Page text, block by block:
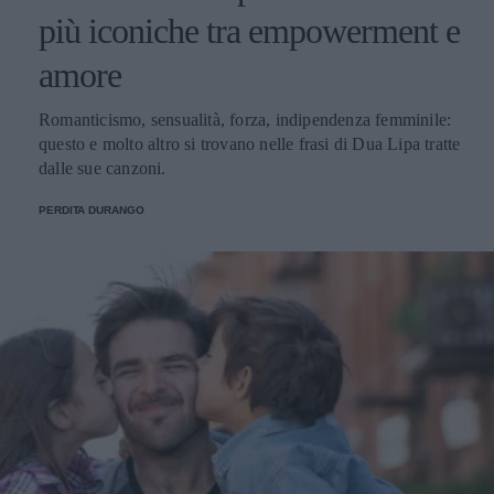
più iconiche tra empowerment e
amore
Romanticismo, sensualità, forza, indipendenza femminile:
questo e molto altro si trovano nelle frasi di Dua Lipa tratte
dalle sue canzoni.
PERDITA DURANGO